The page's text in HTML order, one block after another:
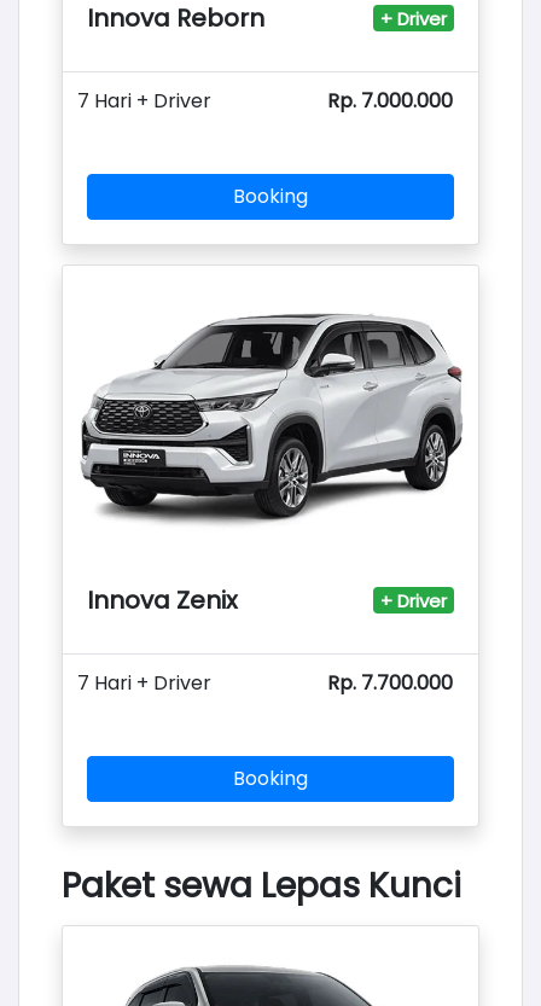
Innova Reborn + Driver
7 Hari + Driver Rp. 7.000.000
Booking
Innova Zenix + Driver
7 Hari + Driver Rp. 7.700.000
Booking
Paket sewa Lepas Kunci